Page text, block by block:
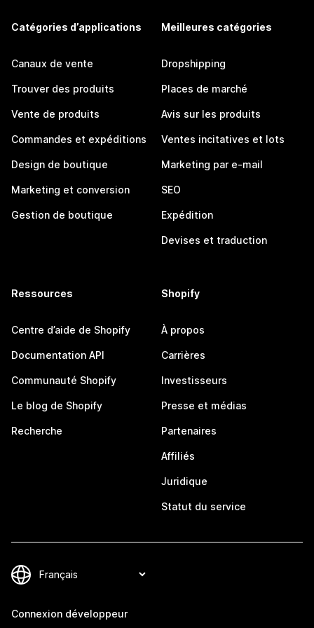
Catégories d’applications
Canaux de vente
Trouver des produits
Vente de produits
Commandes et expéditions
Design de boutique
Marketing et conversion
Gestion de boutique
Meilleures catégories
Dropshipping
Places de marché
Avis sur les produits
Ventes incitatives et lots
Marketing par e-mail
SEO
Expédition
Devises et traduction
Ressources
Centre d’aide de Shopify
Documentation API
Communauté Shopify
Le blog de Shopify
Recherche
Shopify
À propos
Carrières
Investisseurs
Presse et médias
Partenaires
Affiliés
Juridique
Statut du service
Connexion développeur